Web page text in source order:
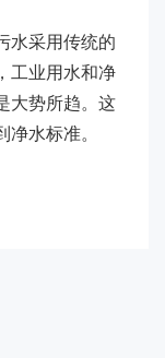
采用传统的
工业用水和净
大势所趋。这
水标准。